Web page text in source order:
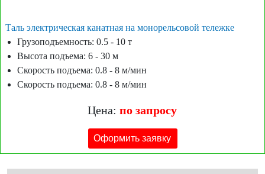
Таль электрическая канатная на монорельсовой тележке
Грузоподъемность: 0.5 - 10 т
Высота подъема: 6 - 30 м
Скорость подъема: 0.8 - 8 м/мин
Скорость подъема: 0.8 - 8 м/мин
Цена:по запросу
Оформить заявку